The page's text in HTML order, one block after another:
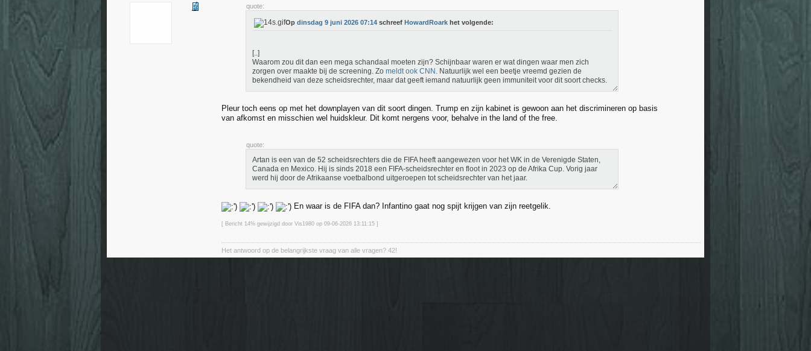
quote:
Op dinsdag 9 juni 2026 07:14 schreef HowardRoark het volgende:
[..]
Waarom zou dit dan een mega schandaal moeten zijn? Schijnbaar waren er wat dingen waar men zich
zorgen over maakte bij de screening. Zo meldt ook CNN . Natuurlijk wel een beetje vreemd gezien de
bekendheid van deze scheidsrechter, maar dat geeft iemand natuurlijk geen immuniteit voor dit soort checks.
Pleur toch eens op met het downplayen van dit soort dingen. Trump en zijn kabinet is gewoon aan het discrimineren op basis
van afkomst en misschien wel huidskleur. Dit komt nergens voor, behalve in the land of the free.
quote:
Artan is een van de 52 scheidsrechters die de FIFA heeft aangewezen voor het WK in de Verenigde Staten,
Canada en Mexico. Hij is sinds 2018 een FIFA-scheidsrechter en floot in 2023 op de Afrika Cup. Vorig jaar
werd hij door de Afrikaanse voetbalbond uitgeroepen tot scheidsrechter van het jaar.
En waar is de FIFA dan? Infantino gaat nog spijt krijgen van zijn reetgelik.
[ Bericht 14% gewijzigd door Vis1980 op 09-06-2026 13:11:15 ]
Het antwoord op de belangrijkste vraag van alle vragen? 42!